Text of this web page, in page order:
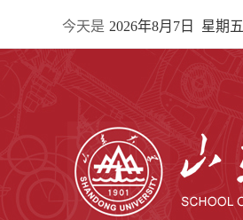
今天是 2026年8月7日 星期五